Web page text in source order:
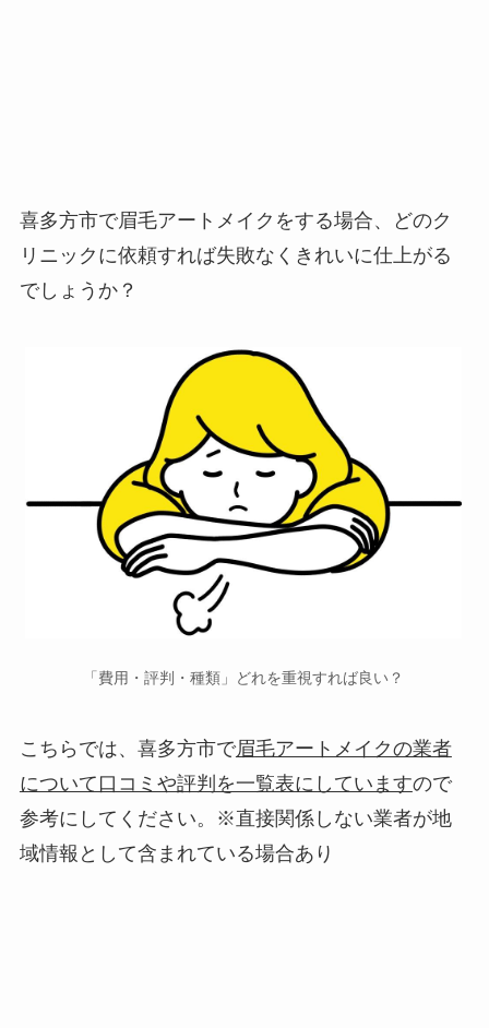
喜多方市で眉毛アートメイクをする場合、
どのク
リニックに依頼すれば失敗なくきれいに仕上がる
でしょうか？
「費用・評判・種類」どれを重視すれば良い？
こちらでは、喜多方市で眉毛アートメイクの業者
について口コミや評判を一覧表にしていますので
参考にしてください。※直接関係しない業者が地
域情報として含まれている場合あり